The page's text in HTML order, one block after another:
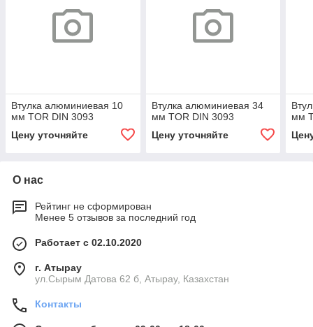
Втулка алюминиевая 10
мм TOR DIN 3093
Цену уточняйте
Втулка алюминиевая 34
мм TOR DIN 3093
Цену уточняйте
мм
О нас
Рейтинг не сформирован
Менее 5 отзывов за последний год
Работает с 02.10.2020
г. Атырау
ул.Сырым Датова 62 б, Атырау, Казахстан
Контакты